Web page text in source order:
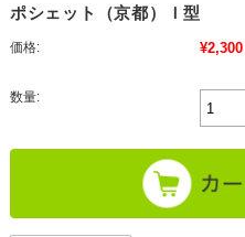
ポシェット（京都）Ｉ型
価格: ¥2,300
数量: